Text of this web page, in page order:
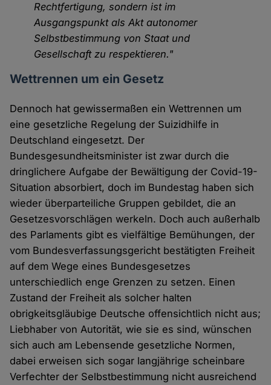
Rechtfertigung, sondern ist im
Ausgangspunkt als Akt autonomer
Selbstbestimmung von Staat und
Gesellschaft zu respektieren."
Wettrennen um ein Gesetz
Dennoch hat gewissermaßen ein Wettrennen um
eine gesetzliche Regelung der Suizidhilfe in
Deutschland eingesetzt. Der
Bundesgesundheitsminister ist zwar durch die
dringlichere Aufgabe der Bewältigung der Covid-19-
Situation absorbiert, doch im Bundestag haben sich
wieder überparteiliche Gruppen gebildet, die an
Gesetzesvorschlägen werkeln. Doch auch außerhalb
des Parlaments gibt es vielfältige Bemühungen, der
vom Bundesverfassungsgericht bestätigten Freiheit
auf dem Wege eines Bundesgesetzes
unterschiedlich enge Grenzen zu setzen. Einen
Zustand der Freiheit als solcher halten
obrigkeitsgläubige Deutsche offensichtlich nicht aus;
Liebhaber von Autorität, wie sie es sind, wünschen
sich auch am Lebensende gesetzliche Normen,
dabei erweisen sich sogar langjährige scheinbare
Verfechter der Selbstbestimmung nicht ausreichend